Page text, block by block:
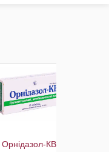
Орнідазол-КВ